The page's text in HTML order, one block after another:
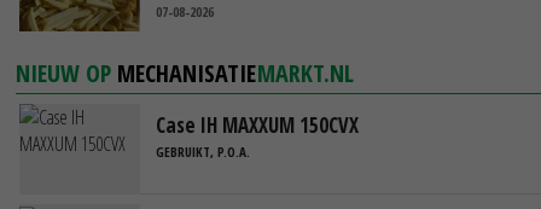
07-08-2026
NIEUW OP MECHANISATIEMARKT.NL
Case IH MAXXUM 150CVX
GEBRUIKT, P.O.A.